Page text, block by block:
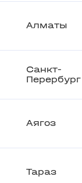
Алматы
Санкт-
Перербург
Аягоз
Тараз